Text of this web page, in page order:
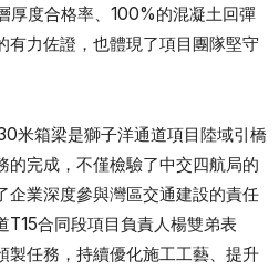
厚度合格率、100%的混凝土回彈
有力佐證，也體現了項目團隊堅守
米箱梁是獅子洋通道項目陸域引橋
的完成，不僅檢驗了中交四航局的
企業深度參與灣區交通建設的責任
T15合同段項目負責人楊雙弟表
製任務，持續優化施工工藝、提升